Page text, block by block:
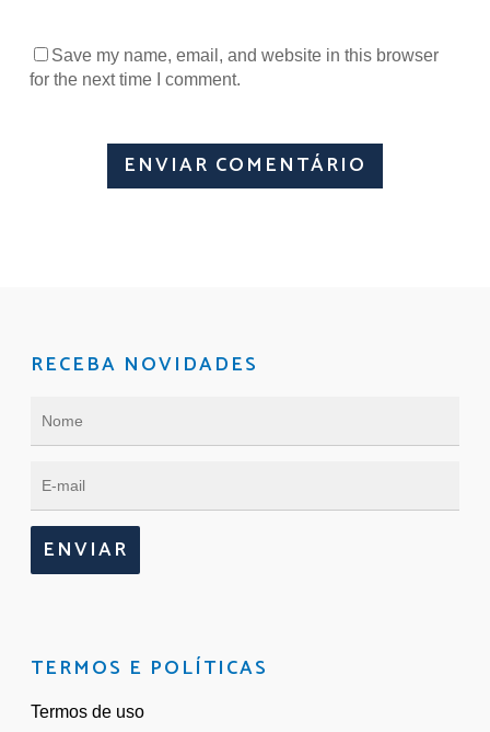
Save my name, email, and website in this browser
for the next time I comment.
RECEBA NOVIDADES
ENVIAR
TERMOS E POLÍTICAS
Termos de uso